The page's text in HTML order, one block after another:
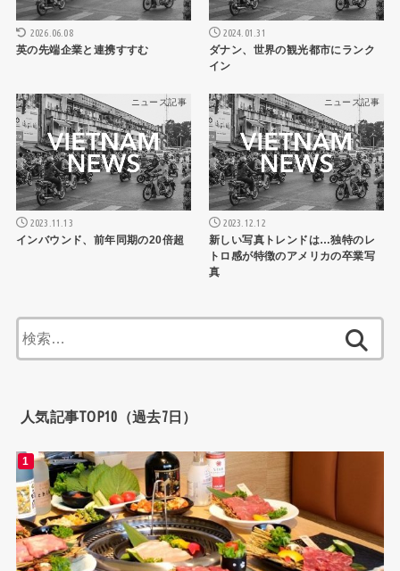
2026.06.08
英の先端企業と連携すすむ
2024.01.31
ダナン、世界の観光都市にランク
イン
ニュース記事
2023.11.13
インバウンド、前年同期の20倍超
ニュース記事
2023.12.12
新しい写真トレンドは…独特のレ
トロ感が特徴のアメリカの卒業写
真
索:
人気記事TOP10（過去7日）